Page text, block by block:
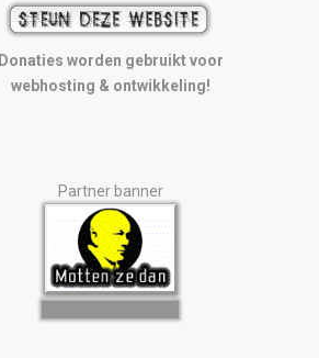
Donaties worden gebruikt voor
webhosting & ontwikkeling!
Partner banner